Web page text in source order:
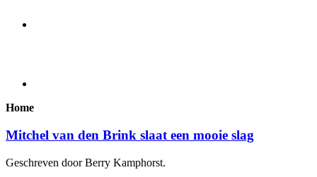
Home
Mitchel van den Brink slaat een mooie slag
Geschreven door Berry Kamphorst.